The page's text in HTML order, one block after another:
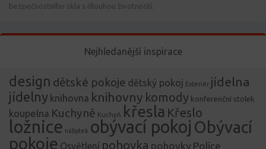
bezpečnostního skla s dlouhou životností.
Nejhledanější inspirace
design dětské pokoje dětský pokoj Exteriér jídelna
jídelny knihovna knihovny komody konferenční stolek
koupelna Kuchyně Kuchyň křesla Křeslo
ložnice nábytek obývací pokoj Obývací
pokoje Osvětlení pohovka pohovky Police